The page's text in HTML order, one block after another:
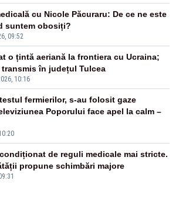
09:52
cu Nicole Păcuraru: De ce ne este
suntem obosiți?
10:16
o țintă aeriană la frontiera cu Ucraina;
transmis în județul Tulcea
fermierilor, s-au folosit gaze
Poporului face apel la calm –
de reguli medicale mai stricte.
propune schimbări majore